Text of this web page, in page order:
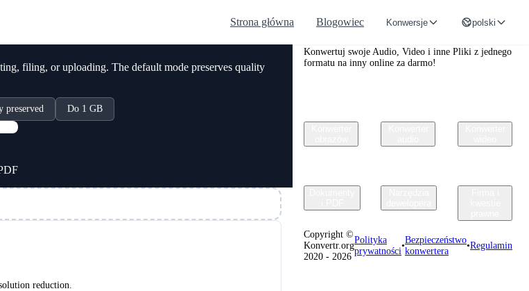
Strona główna Blogowiec Konwersje polski
filing, or uploading. The default mode preserves quality
preserved Do 1 GB
reduction.
Convertr.org
Konwertuj swoje Audio, Video i inne Pliki z jednego
formatu na inny online za darmo!
Copyright ©
Konvertr.org
2020 - 2026
Polityka
prywatności
•
Bezpieczeństwo
konwertera
•Regulamin